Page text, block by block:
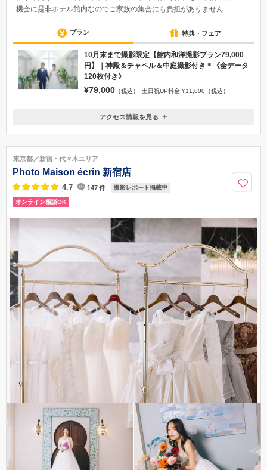
機会に是非ホテル館内なのでご家族の集合にも負担がありません
プラン 特典・フェア
10月末まで撮影限定【館内和洋撮影プラン79,000
円】｜神殿＆チャペル＆中庭撮影付き＊《全データ
120枚付き》
¥79,000 （税込） 土日祝UP料金 ¥11,000（税込）
東京都練馬区高松５－８ J.CITY ホテルカデンツァ東京２階
り10分／「練馬高野台駅」北口より10分、「地下鉄成増駅」3番出口より1
0分、「成増駅」南口より15分、「石神井公園駅」中央口より15分、「練
馬駅」北口より約20分
03-6555-0182
アクセス情報を見る
東京都／新宿・代々木エリア
Photo Maison écrin 新宿店
4.7 147件 撮影レポート掲載中
オンライン相談OK